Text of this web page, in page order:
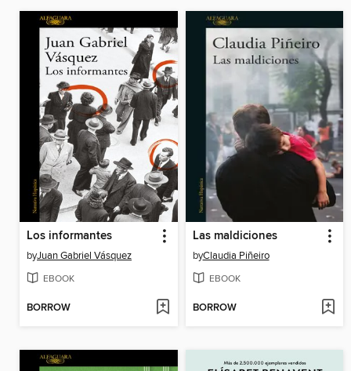
Los informantes
byJuan Gabriel Vásquez
EBOOK
BORROW
Las maldiciones
byClaudia Piñeiro
EBOOK
BORROW